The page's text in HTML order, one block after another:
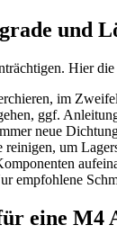
und
Hier
im
ggf.
neue
um
empfohlene
eine M4